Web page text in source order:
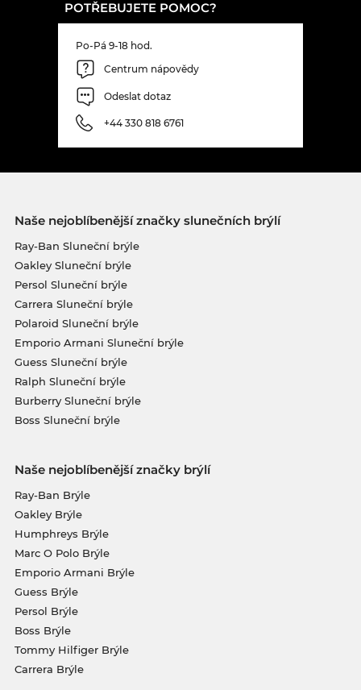
POTŘEBUJETE POMOC?
Po-Pá 9-18 hod.
Centrum nápovědy
Odeslat dotaz
+44 330 818 6761
Naše nejoblíbenější značky slunečních brýlí
Ray-Ban Sluneční brýle
Oakley Sluneční brýle
Persol Sluneční brýle
Carrera Sluneční brýle
Polaroid Sluneční brýle
Emporio Armani Sluneční brýle
Guess Sluneční brýle
Ralph Sluneční brýle
Burberry Sluneční brýle
Boss Sluneční brýle
Naše nejoblíbenější značky brýlí
Ray-Ban Brýle
Oakley Brýle
Humphreys Brýle
Marc O Polo Brýle
Emporio Armani Brýle
Guess Brýle
Persol Brýle
Boss Brýle
Tommy Hilfiger Brýle
Carrera Brýle